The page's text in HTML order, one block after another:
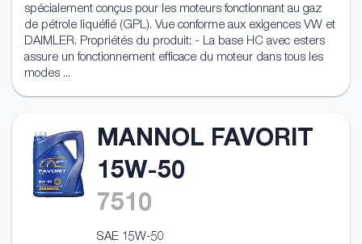
spécialement conçus pour les moteurs fonctionnant au gaz
de pétrole liquéfié (GPL). Vue conforme aux exigences VW et
DAIMLER. Propriétés du produit: - La base HC avec esters
assure un fonctionnement efficace du moteur dans tous les
modes ...
MANNOL FAVORIT
15W-50
7510
SAE 15W-50